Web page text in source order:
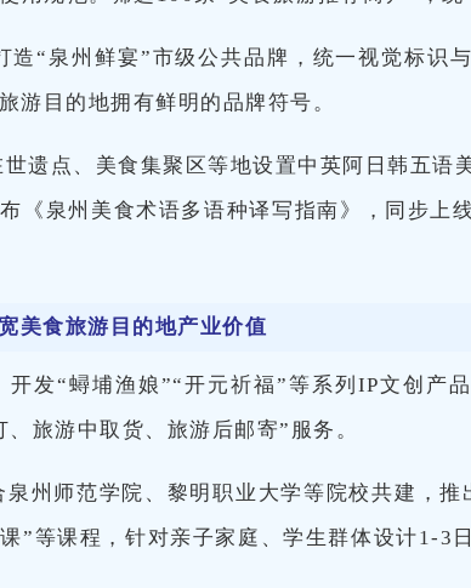
造“泉州鲜宴”市级公共品牌，统一视觉标识
游目的地拥有鲜明的品牌符号。
世遗点、美食集聚区等地设置中英阿日韩五语
《泉州美食术语多语种译写指南》，同步上
美食旅游目的地产业价值
开发“蟳埔渔娘”“开元祈福”等系列IP文创产
旅游中取货、旅游后邮寄”服务。
泉州师范学院、黎明职业大学等院校共建，推
”等课程，针对亲子家庭、学生群体设计1-3